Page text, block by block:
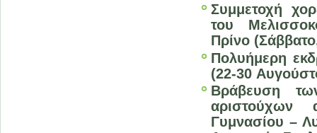
Συμμετοχή
του
Πρίνο
Πολυήμερη
(22-30
Βράβευση
αριστούχων
Γυμνασίου –